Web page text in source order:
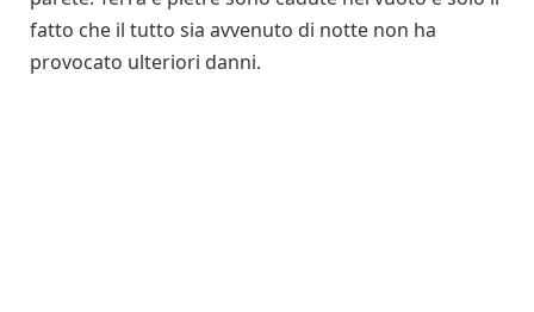
fatto che il tutto sia avvenuto di notte non ha
provocato ulteriori danni.